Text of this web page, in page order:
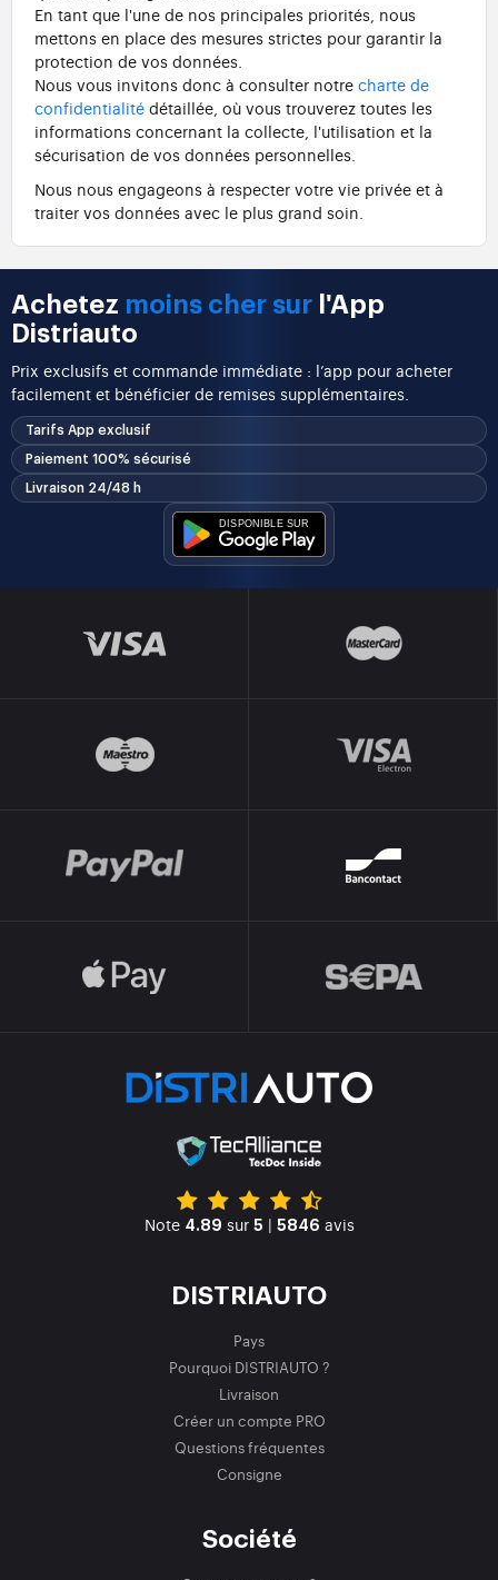
En tant que l'une de nos principales priorités, nous
mettons en place des mesures strictes pour garantir la
protection de vos données.
Nous vous invitons donc à consulter notre charte de
confidentialité détaillée, où vous trouverez toutes les
informations concernant la collecte, l'utilisation et la
sécurisation de vos données personnelles.
Nous nous engageons à respecter votre vie privée et à
traiter vos données avec le plus grand soin.
Achetez moins cher sur l'App
Distriauto
Prix exclusifs et commande immédiate : l’app pour acheter
facilement et bénéficier de remises supplémentaires.
Tarifs App exclusif
Paiement 100% sécurisé
Livraison 24/48 h
Note 4.89 sur 5 | 5846 avis
DISTRIAUTO
Pays
Pourquoi DISTRIAUTO ?
Livraison
Créer un compte PRO
Questions fréquentes
Consigne
Société